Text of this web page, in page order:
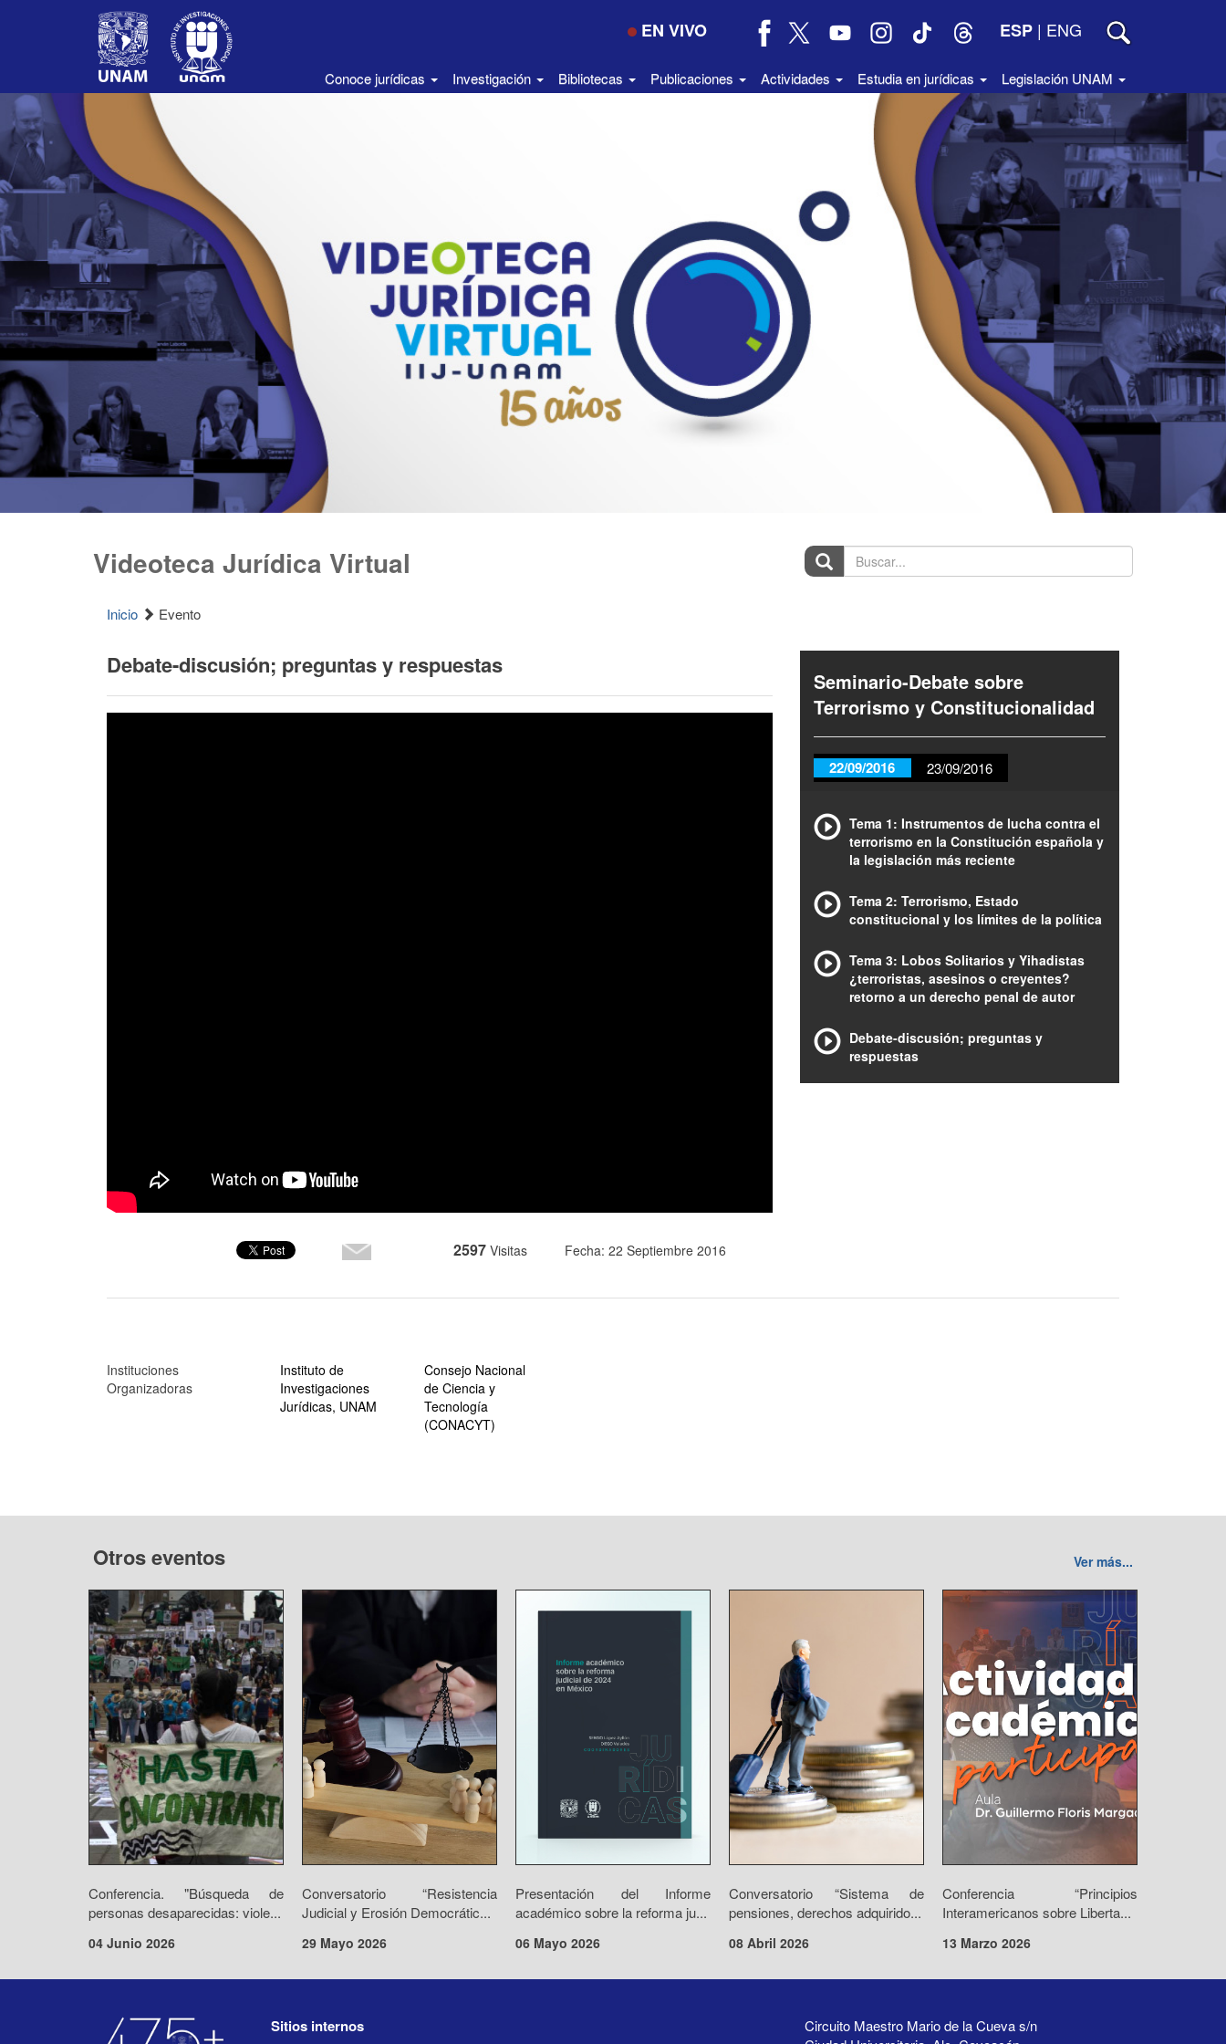
EN VIVO ESP | ENG
Conoce jurídicas Investigación Bibliotecas Publicaciones Actividades Estudia en jurídicas Legislación UNAM
Videoteca Jurídica Virtual Buscar...
Inicio Evento
Debate-discusión; preguntas y respuestas
2597 Visitas Fecha: 22 Septiembre 2016
Seminario-Debate sobre
Terrorismo y Constitucionalidad
22/09/2016 23/09/2016
Tema 1: Instrumentos de lucha contra el
terrorismo en la Constitución española y
la legislación más reciente
Tema 2: Terrorismo, Estado
constitucional y los límites de la política
Tema 3: Lobos Solitarios y Yihadistas
¿terroristas, asesinos o creyentes?
retorno a un derecho penal de autor
Debate-discusión; preguntas y
respuestas
Instituciones
Organizadoras
Instituto de
Investigaciones
Jurídicas, UNAM
Consejo Nacional
de Ciencia y
Tecnología
(CONACYT)
Otros eventos Ver más...
Conferencia. "Búsqueda de
personas desaparecidas: viole...
04 Junio 2026
Conversatorio “Resistencia
Judicial y Erosión Democrátic...
29 Mayo 2026
Presentación del Informe
académico sobre la reforma ju...
06 Mayo 2026
Conversatorio “Sistema de
pensiones, derechos adquirido...
08 Abril 2026
Conferencia “Principios
Interamericanos sobre Liberta...
13 Marzo 2026
Circuito Maestro Mario de la Cueva s/n
Sitios internos